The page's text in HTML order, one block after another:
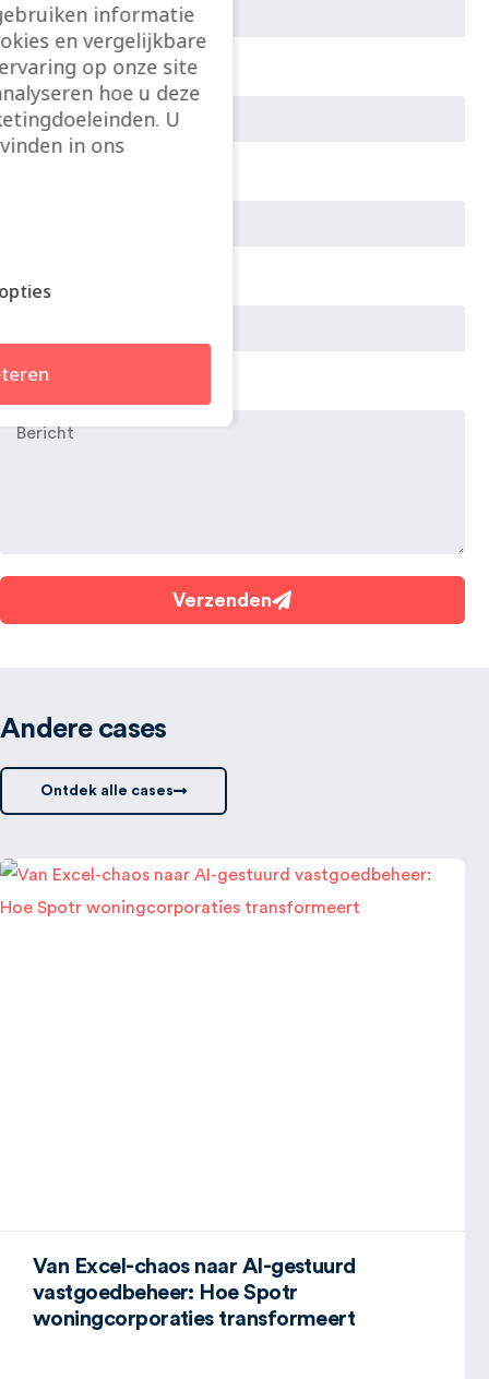
Bedrijf
Telefoon
Verzenden
Andere cases
Ontdek alle cases
Van Excel-chaos naar AI-gestuurd
vastgoedbeheer: Hoe Spotr
woningcorporaties transformeert
informatie
en vergelijkbare
op onze site
hoe u deze
U
in ons